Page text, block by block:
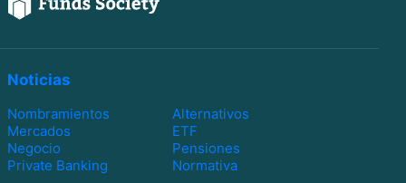
Noticias
Nombramientos
Alternativos
Mercados
ETF
Negocio
Pensiones
Private Banking
Normativa